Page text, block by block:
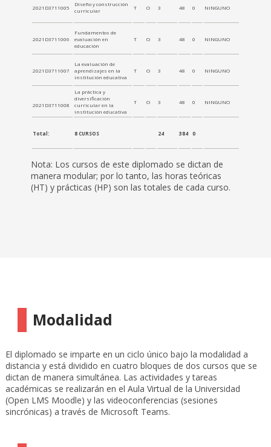
2021D3711005
Diseño y construcción
curricular
T O 3 48 0 NINGUNO
2021D3711006
Fundamentos de
evaluación en
educación
T O 3 48 0 NINGUNO
2021D3711007
La evaluación de
aprendizajes en la
institución educativa
T O 3 48 0 NINGUNO
2021D3711008
La práctica y
diversificación
curricular en la
institución educativa
T O 3 48 0 NINGUNO
Total: 8 CURSOS 24 384 0
Nota: Los cursos de este diplomado se dictan de
manera modular; por lo tanto, las horas teóricas
(HT) y prácticas (HP) son las totales de cada curso.
Modalidad
El diplomado se imparte en un ciclo único bajo la modalidad a
distancia y está dividido en cuatro bloques de dos cursos que se
dictan de manera simultánea. Las actividades y tareas
académicas se realizarán en el Aula Virtual de la Universidad
(Open LMS Moodle) y las videoconferencias (sesiones
sincrónicas) a través de Microsoft Teams.